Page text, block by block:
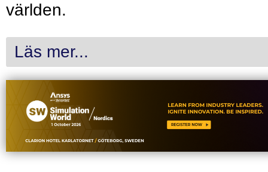
världen.
Läs mer...